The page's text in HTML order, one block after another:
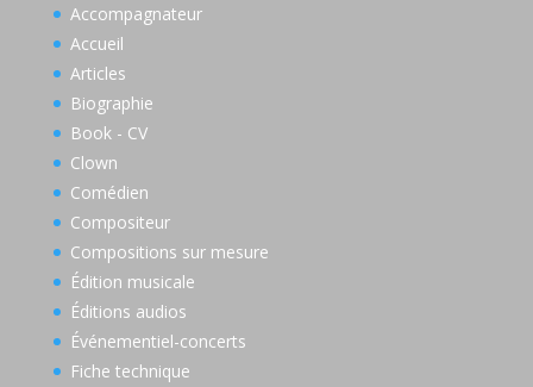
Accompagnateur
Accueil
Articles
Biographie
Book - CV
Clown
Comédien
Compositeur
Compositions sur mesure
Édition musicale
Éditions audios
Événementiel-concerts
Fiche technique